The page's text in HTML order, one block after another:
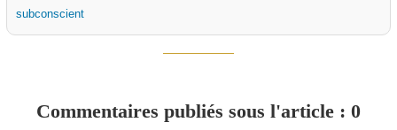
subconscient
Commentaires publiés sous l'article : 0